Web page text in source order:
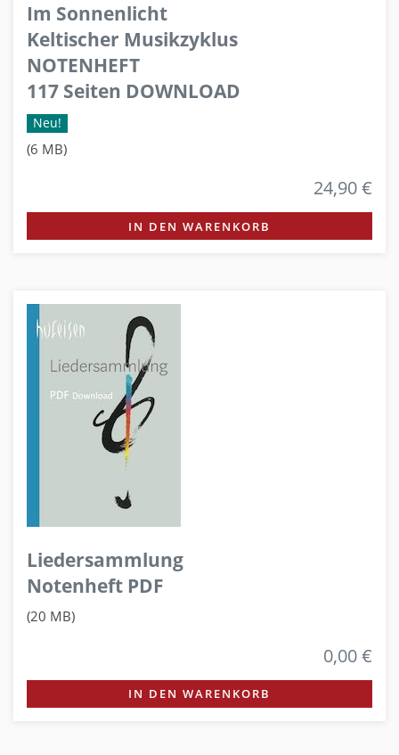
Im Sonnenlicht
Keltischer Musikzyklus
NOTENHEFT
117 Seiten DOWNLOAD
Neu!
(6 MB)
24,90 €
IN DEN WARENKORB
Liedersammlung
Notenheft PDF
(20 MB)
0,00 €
IN DEN WARENKORB